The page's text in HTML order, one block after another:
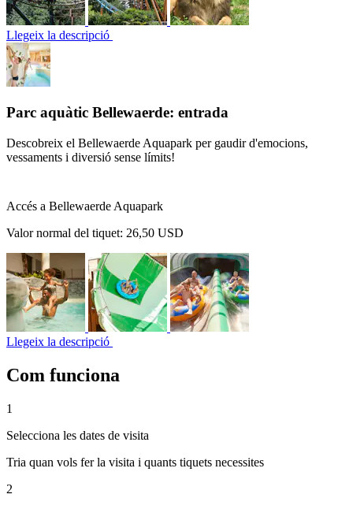
Llegeix la descripció
Parc aquàtic Bellewaerde: entrada
Descobreix el Bellewaerde Aquapark per gaudir d'emocions,
vessaments i diversió sense límits!
Accés a Bellewaerde Aquapark
Valor normal del tiquet: 26,50 USD
Llegeix la descripció
Com funciona
1
Selecciona les dates de visita
Tria quan vols fer la visita i quants tiquets necessites
2